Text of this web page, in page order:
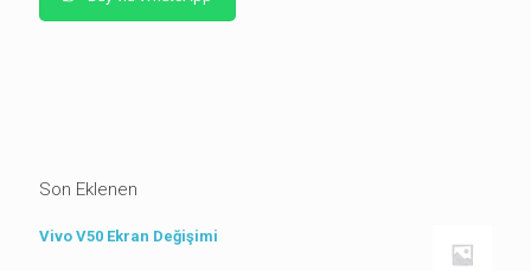
Son Eklenen
Vivo V50 Ekran Değişimi